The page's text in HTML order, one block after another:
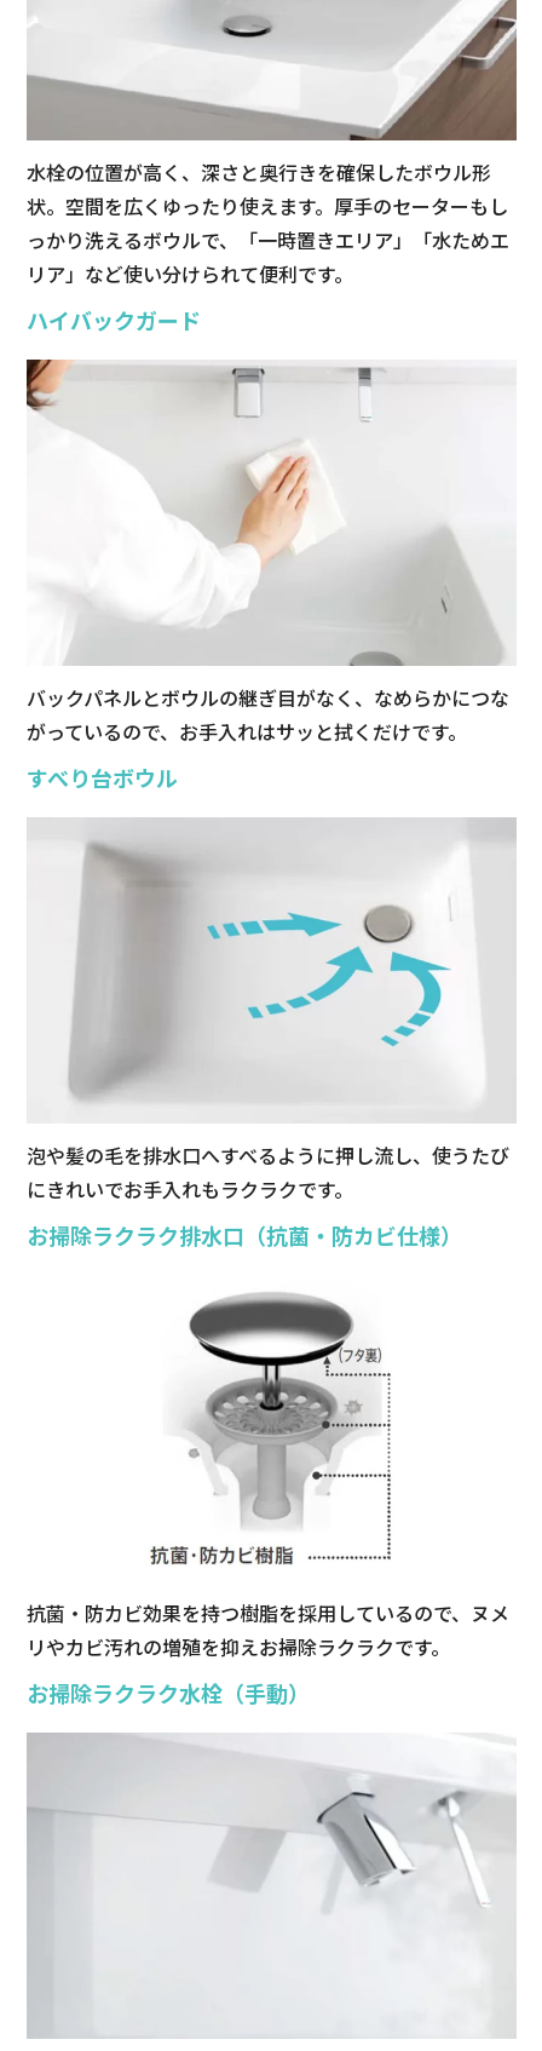
水栓の位置が高く、深さと奥行きを確保したボウル形
状。空間を広くゆったり使えます。厚手のセーターもし
っかり洗えるボウルで、「一時置きエリア」「水ためエ
リア」など使い分けられて便利です。
ハイバックガード
バックパネルとボウルの継ぎ目がなく、なめらかにつな
がっているので、お手入れはサッと拭くだけです。
すべり台ボウル
泡や髪の毛を排水口へすべるように押し流し、使うたび
にきれいでお手入れもラクラクです。
お掃除ラクラク排水口（抗菌・防カビ仕様）
抗菌・防カビ効果を持つ樹脂を採用しているので、ヌメ
リやカビ汚れの増殖を抑えお掃除ラクラクです。
お掃除ラクラク水栓（手動）